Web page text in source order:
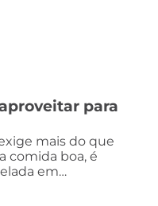
para
mais do que
comida boa, é
em…